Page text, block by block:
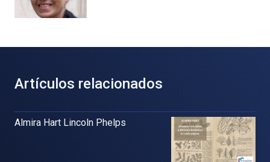
Artículos relacionados
Almira Hart Lincoln Phelps